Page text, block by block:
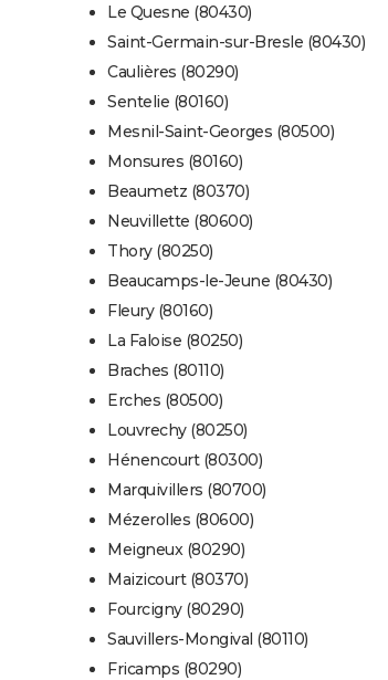
Le Quesne (80430)
Saint-Germain-sur-Bresle (80430)
Caulières (80290)
Sentelie (80160)
Mesnil-Saint-Georges (80500)
Monsures (80160)
Beaumetz (80370)
Neuvillette (80600)
Thory (80250)
Beaucamps-le-Jeune (80430)
Fleury (80160)
La Faloise (80250)
Braches (80110)
Erches (80500)
Louvrechy (80250)
Hénencourt (80300)
Marquivillers (80700)
Mézerolles (80600)
Meigneux (80290)
Maizicourt (80370)
Fourcigny (80290)
Sauvillers-Mongival (80110)
Fricamps (80290)